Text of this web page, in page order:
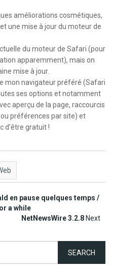
améliorations cosmétiques,
une mise à jour du moteur de
du moteur de Safari (pour
apparemment), mais on
mise à jour.
mon navigateur préféré (Safari
ses options et notamment
aperçu de la page, raccourcis
préférences par site) et
d’être gratuit !
en pause quelques temps /
a while
NetNewsWire 3.2.8 Next